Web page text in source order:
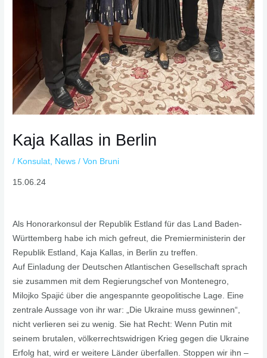
Kaja Kallas in Berlin
/ Konsulat News / Von Bruni
15.06.24
Als Honorarkonsul der Republik Estland für das Land Baden-
Württemberg habe ich mich gefreut, die Premierministerin der
Republik Estland, Kaja Kallas, in Berlin zu treffen.
Auf Einladung der Deutschen Atlantischen Gesellschaft sprach
sie zusammen mit dem Regierungschef von Montenegro,
Milojko Spajić über die angespannte geopolitische Lage. Eine
zentrale Aussage von ihr war: „Die Ukraine muss gewinnen“,
nicht verlieren sei zu wenig. Sie hat Recht: Wenn Putin mit
seinem brutalen, völkerrechtswidrigen Krieg gegen die Ukraine
Erfolg hat, wird er weitere Länder überfallen. Stoppen wir ihn –